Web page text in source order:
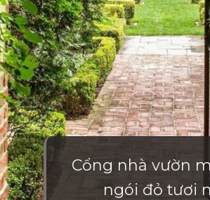
Cổng nhà vườn
ngói đỏ tươi